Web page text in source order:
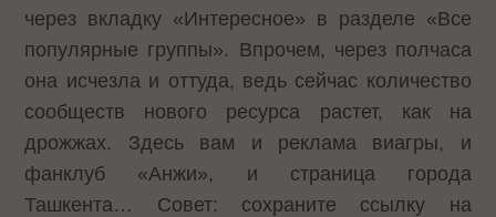
через вкладку «Интересное» в разделе «Все
популярные группы». Впрочем, через полчаса
она исчезла и оттуда, ведь сейчас количество
сообществ нового ресурса растет, как на
дрожжах. Здесь вам и реклама виагры, и
фанклуб «Анжи», и страница города
Ташкента… Совет: сохраните ссылку на